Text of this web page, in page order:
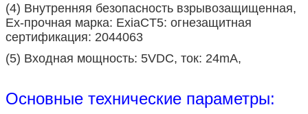
(4) Внутренняя безопасность взрывозащищенная,
Ex-прочная марка: ExiaCT5: огнезащитная
сертификация: 2044063
(5) Входная мощность: 5VDC, ток: 24mA,
Основные технические параметры: